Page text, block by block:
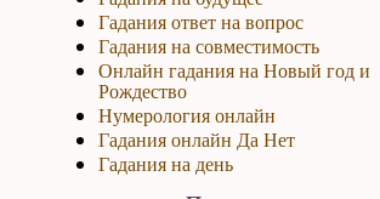
Гадания ответ на вопрос
Гадания на совместимость
Онлайн гадания на Новый год и
Рождество
Нумерология онлайн
Гадания онлайн Да Нет
Гадания на день